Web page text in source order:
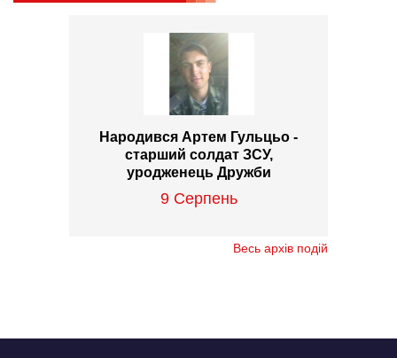
Народився Артем Гульцьо -
старший солдат ЗСУ,
уродженець Дружби
9 Серпень
Весь архів подій